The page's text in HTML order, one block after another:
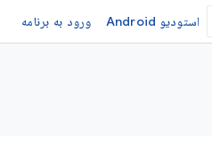
استودیو Android ورود به برنامه